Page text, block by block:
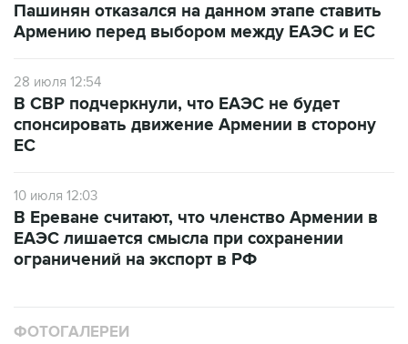
Пашинян отказался на данном этапе ставить
Армению перед выбором между ЕАЭС и ЕС
28 июля 12:54
В СВР подчеркнули, что ЕАЭС не будет
спонсировать движение Армении в сторону
ЕС
10 июля 12:03
В Ереване считают, что членство Армении в
ЕАЭС лишается смысла при сохранении
ограничений на экспорт в РФ
ФОТОГАЛЕРЕИ